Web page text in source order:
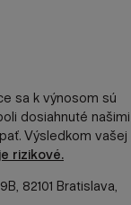
sa k výnosom sú
dosiahnuté našimi
Výsledkom vašej
rizikové.
82101 Bratislava,